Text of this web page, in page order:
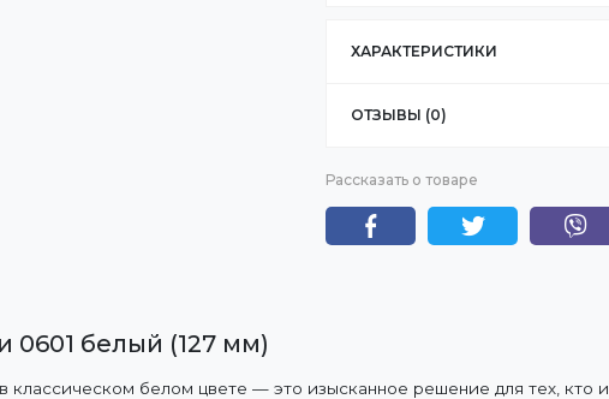
ХАРАКТЕРИСТИКИ
ОТЗЫВЫ (0)
Рассказать о товаре
белый (127 мм)
в классическом белом цвете — это изысканное решение для тех, кто